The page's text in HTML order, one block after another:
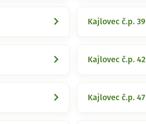
Kajlovec č.p. 39
Kajlovec č.p. 42
Kajlovec č.p. 47